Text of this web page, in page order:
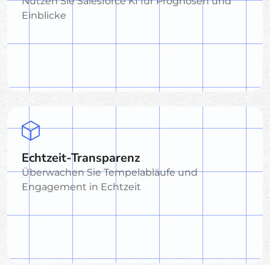
Einblicke
Echtzeit-Transparenz
Überwachen Sie Tempelabläufe und
Engagement in Echtzeit